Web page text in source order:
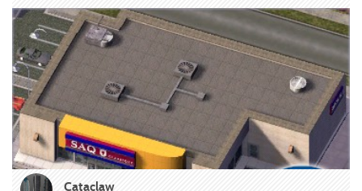
Cataclaw